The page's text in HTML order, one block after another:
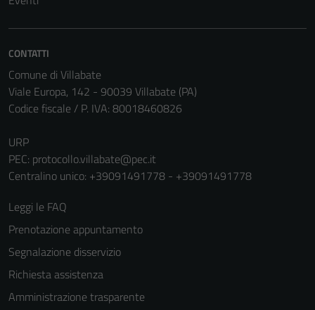
CONTATTI
Comune di Villabate
Viale Europa, 142 - 90039 Villabate (PA)
Codice fiscale / P. IVA: 80018460826
URP
PEC: protocollo.villabate@pec.it
Centralino unico: +39091491778 - +39091491778
Leggi le FAQ
Prenotazione appuntamento
Segnalazione disservizio
Richiesta assistenza
Amministrazione trasparente
sono necessari
possono
essere
informazioni